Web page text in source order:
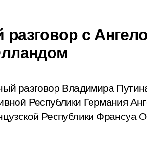
с
разговор Владимира
Республики Германия
Республики Франсуа